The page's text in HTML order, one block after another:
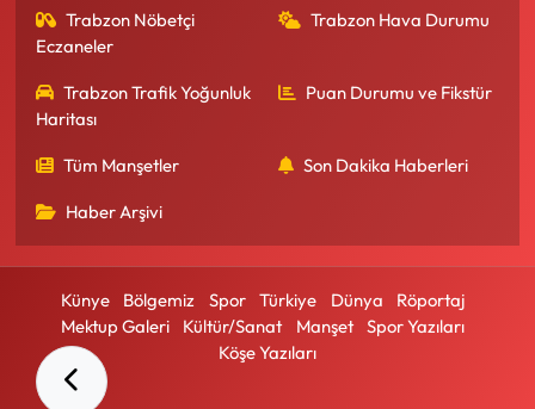
Trabzon Nöbetçi
Eczaneler
Trabzon Hava Durumu
Trabzon Trafik Yoğunluk
Haritası
Puan Durumu ve Fikstür
Tüm Manşetler Son Dakika Haberleri
Haber Arşivi
Künye Bölgemiz Spor Türkiye Dünya
Röportaj
Mektup Galeri
Kültür/Sanat Manşet
Spor Yazıları
Köşe Yazıları